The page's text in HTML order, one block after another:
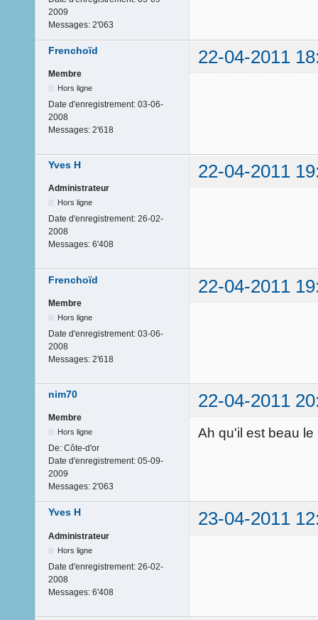
2009
Messages: 2'063
Frenchoïd 22-04-2011
Membre
Hors ligne
Date d'enregistrement: 03-06-
2008
Messages: 2'618
Yves H 22-04-2011
Administrateur
Hors ligne
Date d'enregistrement: 26-02-
2008
Messages: 6'408
Frenchoïd 22-04-2011
Membre
Hors ligne
Date d'enregistrement: 03-06-
2008
Messages: 2'618
nim70 22-04-2011
Membre
Hors ligne
De: Côte-d'or
Date d'enregistrement: 05-09-
2009
Messages: 2'063
Ah qu'il est beau
Yves H 23-04-2011
Administrateur
Hors ligne
Date d'enregistrement: 26-02-
2008
Messages: 6'408